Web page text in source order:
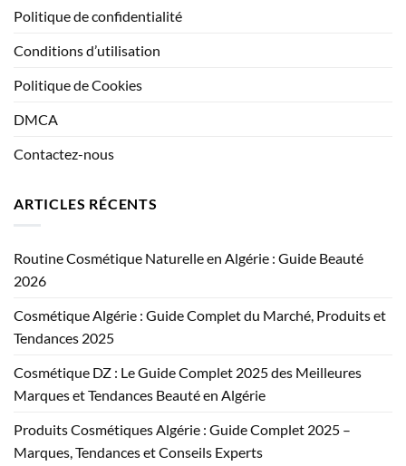
Politique de confidentialité
Conditions d’utilisation
Politique de Cookies
DMCA
Contactez-nous
ARTICLES RÉCENTS
Routine Cosmétique Naturelle en Algérie : Guide Beauté
2026
Cosmétique Algérie : Guide Complet du Marché, Produits et
Tendances 2025
Cosmétique DZ : Le Guide Complet 2025 des Meilleures
Marques et Tendances Beauté en Algérie
Produits Cosmétiques Algérie : Guide Complet 2025 –
Marques, Tendances et Conseils Experts